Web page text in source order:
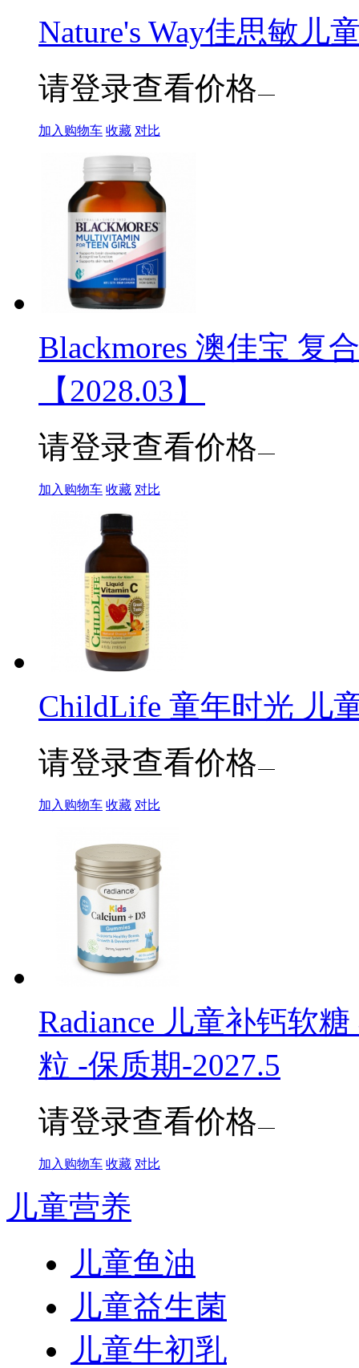
Nature's Way佳思敏儿
请登录查看价格
加入购物车 收藏 对比
Blackmores 澳佳宝 复
【2028.03】
请登录查看价格
加入购物车 收藏 对比
ChildLife 童年时光 儿
请登录查看价格
加入购物车 收藏 对比
Radiance 儿童补钙软
粒 -保质期-2027.5
请登录查看价格
加入购物车 收藏 对比
儿童营养
儿童鱼油
儿童益生菌
儿童牛初乳